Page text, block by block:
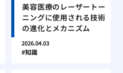
美容医療のレーザートー
ニングに使用される技術
の進化とメカニズム
2026.04.03
知識